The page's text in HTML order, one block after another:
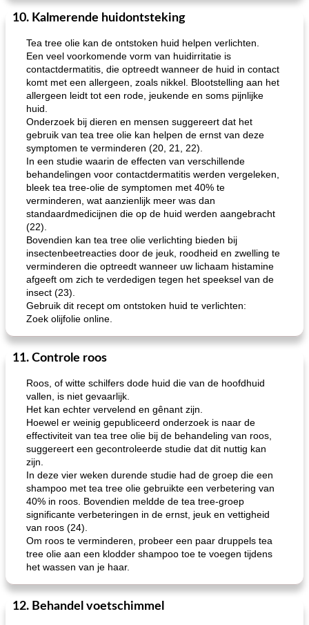
10. Kalmerende huidontsteking
Tea tree olie kan de ontstoken huid helpen verlichten.
Een veel voorkomende vorm van huidirritatie is
contactdermatitis, die optreedt wanneer de huid in contact
komt met een allergeen, zoals nikkel. Blootstelling aan het
allergeen leidt tot een rode, jeukende en soms pijnlijke
huid.
Onderzoek bij dieren en mensen suggereert dat het
gebruik van tea tree olie kan helpen de ernst van deze
symptomen te verminderen (20, 21, 22).
In een studie waarin de effecten van verschillende
behandelingen voor contactdermatitis werden vergeleken,
bleek tea tree-olie de symptomen met 40% te
verminderen, wat aanzienlijk meer was dan
standaardmedicijnen die op de huid werden aangebracht
(22).
Bovendien kan tea tree olie verlichting bieden bij
insectenbeetreacties door de jeuk, roodheid en zwelling te
verminderen die optreedt wanneer uw lichaam histamine
afgeeft om zich te verdedigen tegen het speeksel van de
insect (23).
Gebruik dit recept om ontstoken huid te verlichten:
Zoek olijfolie online.
11. Controle roos
Roos, of witte schilfers dode huid die van de hoofdhuid
vallen, is niet gevaarlijk.
Het kan echter vervelend en gênant zijn.
Hoewel er weinig gepubliceerd onderzoek is naar de
effectiviteit van tea tree olie bij de behandeling van roos,
suggereert een gecontroleerde studie dat dit nuttig kan
zijn.
In deze vier weken durende studie had de groep die een
shampoo met tea tree olie gebruikte een verbetering van
40% in roos. Bovendien meldde de tea tree-groep
significante verbeteringen in de ernst, jeuk en vettigheid
van roos (24).
Om roos te verminderen, probeer een paar druppels tea
tree olie aan een klodder shampoo toe te voegen tijdens
het wassen van je haar.
12. Behandel voetschimmel